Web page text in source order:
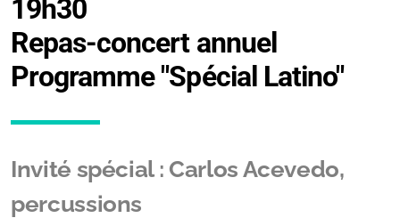
19h30
Repas-concert annuel
Programme "Spécial Latino"
Invité spécial : Carlos Acevedo,
percussions